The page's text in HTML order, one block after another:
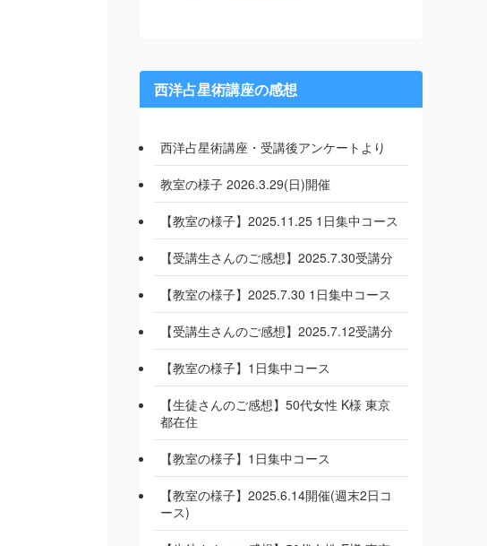
西洋占星術講座の感想
西洋占星術講座・受講後アンケートより
教室の様子 2026.3.29(日)開催
【教室の様子】2025.11.25 1日集中コース
【受講生さんのご感想】2025.7.30受講分
【教室の様子】2025.7.30 1日集中コース
【受講生さんのご感想】2025.7.12受講分
【教室の様子】1日集中コース
【生徒さんのご感想】50代女性 K様 東京
都在住
【教室の様子】1日集中コース
【教室の様子】2025.6.14開催(週末2日コ
ース)